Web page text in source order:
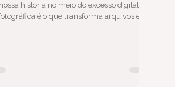
história no meio do excesso digital. A
é o que transforma arquivos em